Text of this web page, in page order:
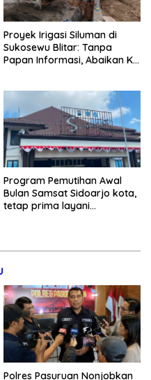
Proyek Irigasi Siluman di
Sukosewu Blitar: Tanpa
Papan Informasi, Abaikan K3,
Program Pemutihan Awal
Bulan Samsat Sidoarjo kota,
tetap prima layani
Polres Pasuruan Nonjobkan